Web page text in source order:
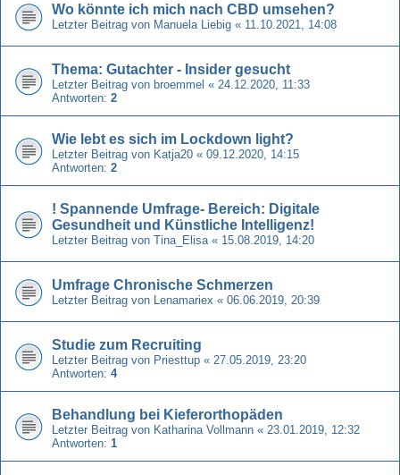
Wo könnte ich mich nach CBD umsehen?
Letzter Beitrag von Manuela Liebig « 11.10.2021, 14:08
Thema: Gutachter - Insider gesucht
Letzter Beitrag von broemmel « 24.12.2020, 11:33
Antworten: 2
Wie lebt es sich im Lockdown light?
Letzter Beitrag von Katja20 « 09.12.2020, 14:15
Antworten: 2
! Spannende Umfrage- Bereich: Digitale
Gesundheit und Künstliche Intelligenz!
Letzter Beitrag von Tina_Elisa « 15.08.2019, 14:20
Umfrage Chronische Schmerzen
Letzter Beitrag von Lenamariex « 06.06.2019, 20:39
Studie zum Recruiting
Letzter Beitrag von Priesttup « 27.05.2019, 23:20
Antworten: 4
Behandlung bei Kieferorthopäden
Letzter Beitrag von Katharina Vollmann « 23.01.2019, 12:32
Antworten: 1